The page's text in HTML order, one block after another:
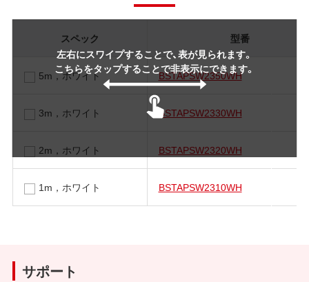
左右にスワイプすることで、表が見られます。
こちらをタップすることで非表示にできます。
スペック 型番
5m，ホワイト BSTAPSW2350WH
3m，ホワイト BSTAPSW2330WH
2m，ホワイト BSTAPSW2320WH
1m，ホワイト BSTAPSW2310WH
サポート